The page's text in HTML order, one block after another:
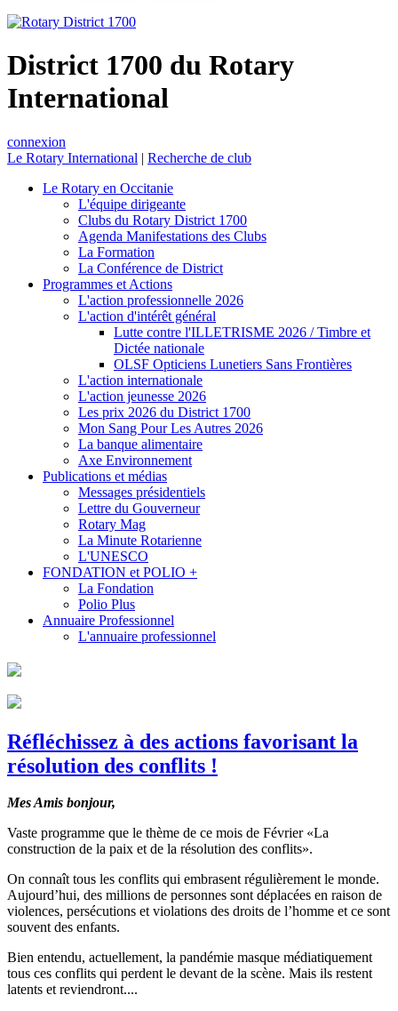
District 1700 du Rotary
International
connexion
Le Rotary International | Recherche de club
Le Rotary en Occitanie
L'équipe dirigeante
Clubs du Rotary District 1700
Agenda Manifestations des Clubs
La Formation
La Conférence de District
Programmes et Actions
L'action professionnelle 2026
L'action d'intérêt général
Lutte contre l'ILLETRISME 2026 / Timbre et
Dictée nationale
OLSF Opticiens Lunetiers Sans Frontières
L'action internationale
L'action jeunesse 2026
Les prix 2026 du District 1700
Mon Sang Pour Les Autres 2026
La banque alimentaire
Axe Environnement
Publications et médias
Messages présidentiels
Lettre du Gouverneur
Rotary Mag
La Minute Rotarienne
L'UNESCO
FONDATION et POLIO +
La Fondation
Polio Plus
Annuaire Professionnel
L'annuaire professionnel
Réfléchissez à des actions favorisant la
résolution des conflits !
Mes Amis bonjour,
Vaste programme que le thème de ce mois de Février «La
construction de la paix et de la résolution des conflits».
On connaît tous les conflits qui embrasent régulièrement le monde.
Aujourd’hui, des millions de personnes sont déplacées en raison de
violences, persécutions et violations des droits de l’homme et ce sont
souvent des enfants.
Bien entendu, actuellement, la pandémie masque médiatiquement
tous ces conflits qui perdent le devant de la scène. Mais ils restent
latents et reviendront....